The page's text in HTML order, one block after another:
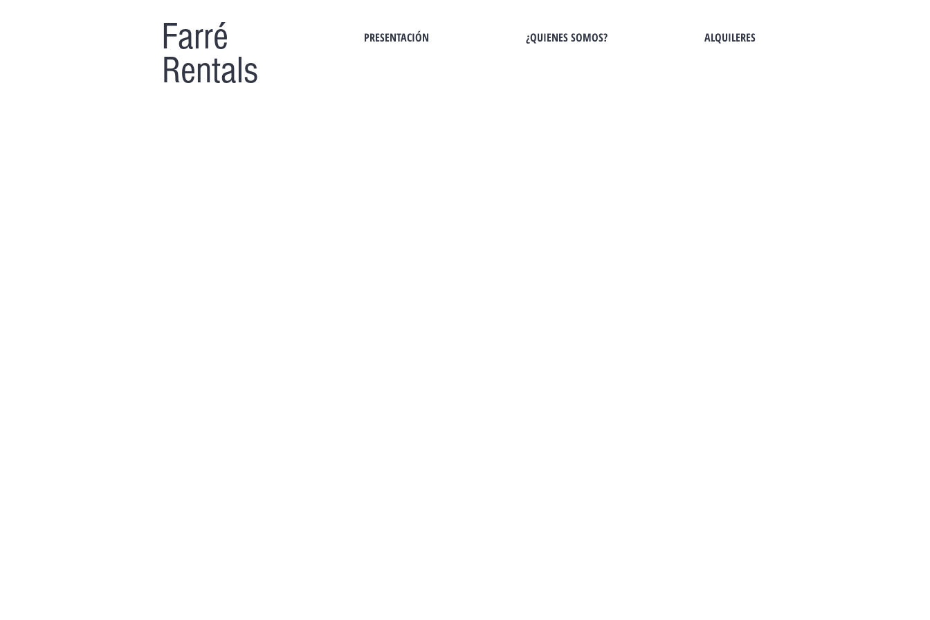
PRESENTACIÓN ¿QUIENES SOMOS? ALQUILERES
Farré
Rentals